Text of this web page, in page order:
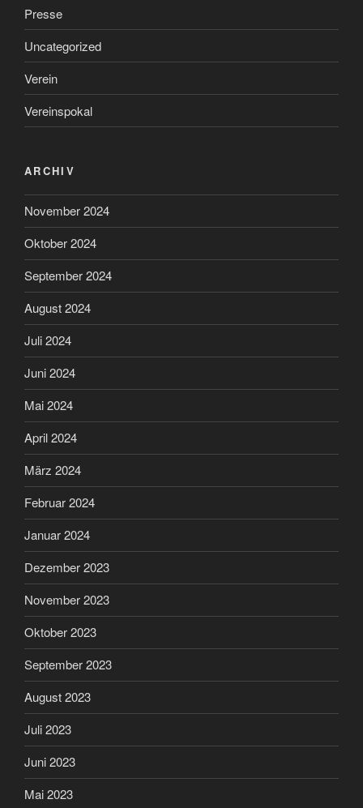
Presse
Uncategorized
Verein
Vereinspokal
ARCHIV
November 2024
Oktober 2024
September 2024
August 2024
Juli 2024
Juni 2024
Mai 2024
April 2024
März 2024
Februar 2024
Januar 2024
Dezember 2023
November 2023
Oktober 2023
September 2023
August 2023
Juli 2023
Juni 2023
Mai 2023